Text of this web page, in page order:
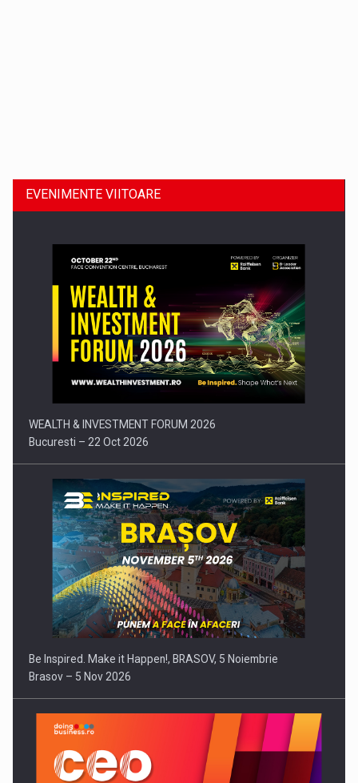
Comunicat de presa: Joburile part-time reincep sa intre pe…
EVENIMENTE VIITOARE
WEALTH & INVESTMENT FORUM 2026
Bucuresti – 22 Oct 2026
Be Inspired. Make it Happen!, BRASOV, 5 Noiembrie
Brasov – 5 Nov 2026